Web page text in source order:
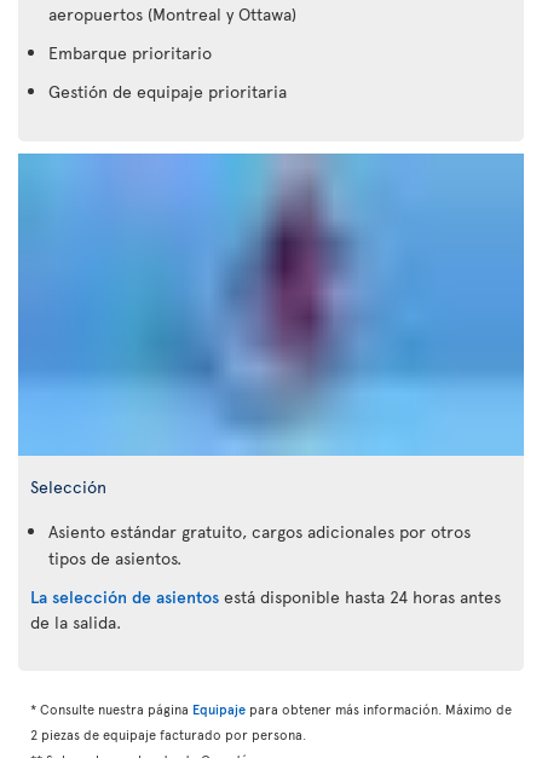
aeropuertos (Montreal y Ottawa)
Embarque prioritario
Gestión de equipaje prioritaria
Selección
Asiento estándar gratuito, cargos adicionales por otros
tipos de asientos.
La selección de asientos está disponible hasta 24 horas antes
de la salida.
* Consulte nuestra página Equipaje para obtener más información. Máximo de
2 piezas de equipaje facturado por persona.